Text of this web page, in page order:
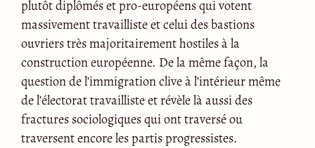
plutôt diplômés et pro-européens qui votent
massivement travailliste et celui des bastions
ouvriers très majoritairement hostiles à la
construction européenne. De la même façon, la
question de l’immigration clive à l’intérieur même
de l’électorat travailliste et révèle là aussi des
fractures sociologiques qui ont traversé ou
traversent encore les partis progressistes.